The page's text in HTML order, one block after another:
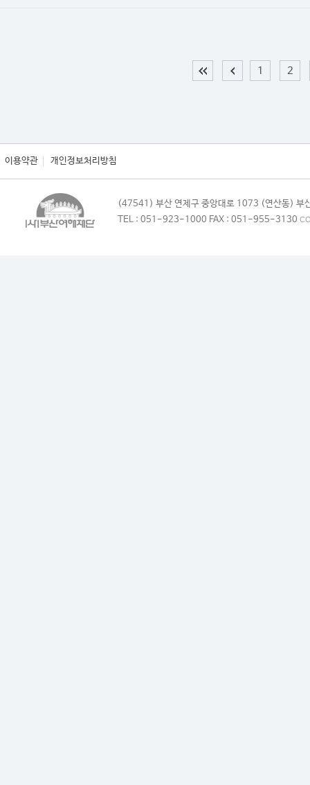
1 2
이용약관 개인정보처리방침
(47541) 부산 연제구 중앙대로 1073 (연산동) 부
TEL : 051-923-1000 FAX : 051-955-3130